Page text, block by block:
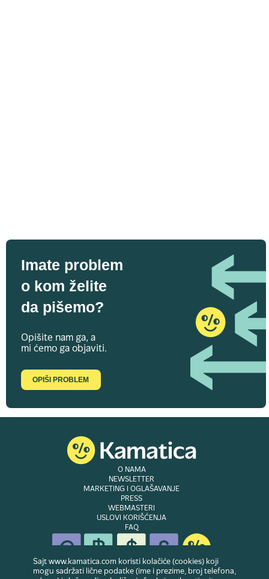
Imate problem
o kom želite
da pišemo?
Opišite nam ga, a
mi ćemo ga objaviti.
OPIŠI PROBLEM
O NAMA
NEWSLETTER
MARKETING I OGLAŠAVANJE
PRESS
WEBMASTERI
USLOVI KORIŠĆENJA
FAQ
Sajt www.kamatica.com koristi kolačiće (cookies) koji
mogu sadržati lične podatke (ime i prezime, broj telefona,